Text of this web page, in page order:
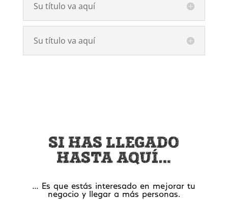
Su título va aquí
Su título va aquí
SI HAS LLEGADO
HASTA AQUÍ…
… Es que estás interesado en mejorar tu
negocio y llegar a más personas.